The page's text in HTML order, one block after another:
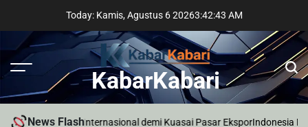
content
Today: Kamis, Agustus 6 20263:42:44 AM
KabarKabari
News Flash
Profesional Internasional demi Kuasai Pasar EksporIndonesia Makin